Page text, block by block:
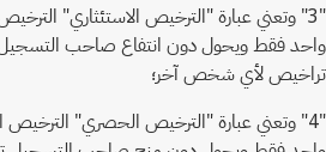
"3" وتعني عبارة "الترخيص الاستئثاري"
واحد فقط ويحول دون انتفاع صاحب التسجيل
تراخيص لأي شخص آخر؛
"4" وتعني عبارة "الترخيص الحصري"